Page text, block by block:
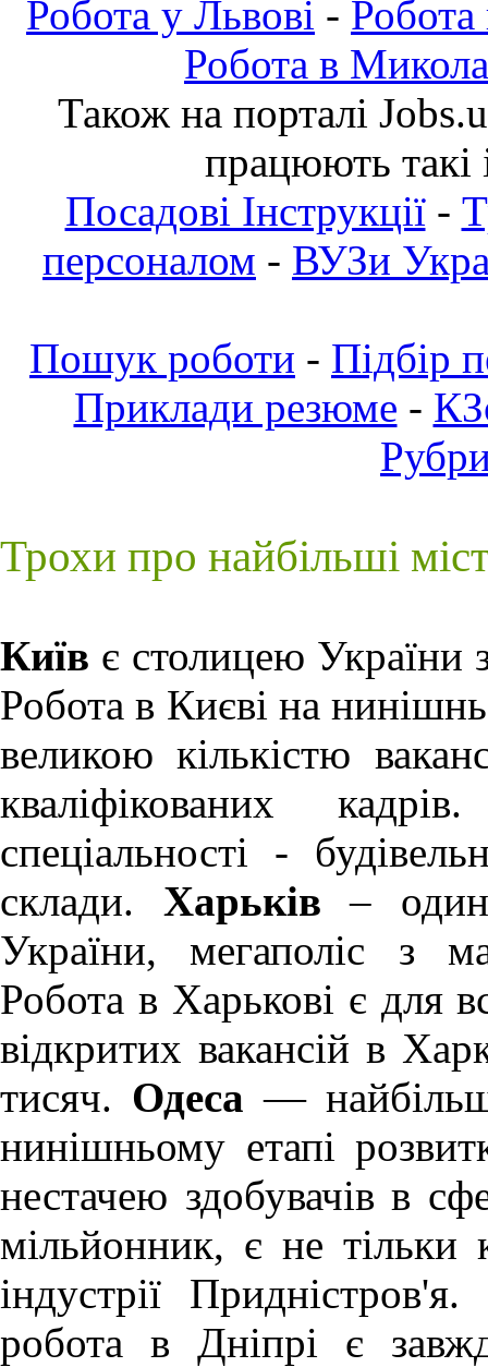
Робота у Львові - Робота
Робота в
Також на порталі
працюють такі
Посадові Інструкції-
персоналом - ВУЗи
Пошук роботи - Підбір
Приклади резюме -
Трохи про найбільші
Київ є столицею України
Робота в Києві на
великою кількістю
кваліфікованих
спеціальності -
склади. Харьків –
України, мегаполіс з
Робота в Харькові є для
відкритих вакансій в
тисяч. Одеса —
нинішньому етапі
нестачею здобувачів в
мільйонник, є не тільки
індустрії
робота в Дніпрі є